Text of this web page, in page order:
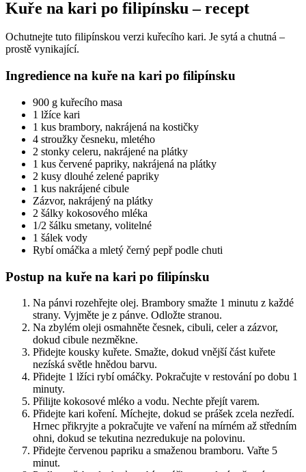
Kuře na kari po filipínsku – recept
Ochutnejte tuto filipínskou verzi kuřecího kari. Je sytá a chutná –
prostě vynikající.
Ingredience na kuře na kari po filipínsku
900 g kuřecího masa
1 lžíce kari
1 kus brambory, nakrájená na kostičky
4 stroužky česneku, mletého
2 stonky celeru, nakrájené na plátky
1 kus červené papriky, nakrájená na plátky
2 kusy dlouhé zelené papriky
1 kus nakrájené cibule
Zázvor, nakrájený na plátky
2 šálky kokosového mléka
1/2 šálku smetany, volitelné
1 šálek vody
Rybí omáčka a mletý černý pepř podle chuti
Postup na kuře na kari po filipínsku
Na pánvi rozehřejte olej. Brambory smažte 1 minutu z každé
strany. Vyjměte je z pánve. Odložte stranou.
Na zbylém oleji osmahněte česnek, cibuli, celer a zázvor,
dokud cibule nezměkne.
Přidejte kousky kuřete. Smažte, dokud vnější část kuřete
nezíská světle hnědou barvu.
Přidejte 1 lžíci rybí omáčky. Pokračujte v restování po dobu 1
minuty.
Přilijte kokosové mléko a vodu. Nechte přejít varem.
Přidejte kari koření. Míchejte, dokud se prášek zcela nezředí.
Hrnec přikryjte a pokračujte ve vaření na mírném až středním
ohni, dokud se tekutina nezredukuje na polovinu.
Přidejte červenou papriku a smaženou bramboru. Vařte 5
minut.